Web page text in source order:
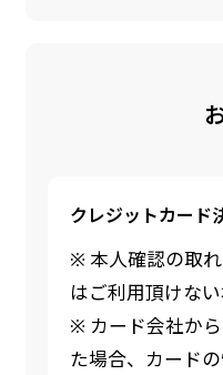
クレジットカード
※ 本人確認の取
はご利用頂けない
※ カード会社か
た場合、カード